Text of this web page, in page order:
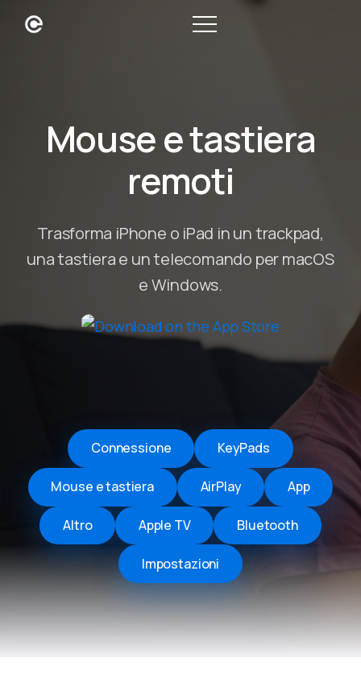
Mouse e tastiera
remoti
Trasforma iPhone o iPad in un trackpad,
una tastiera e un telecomando per macOS
e Windows.
Connessione KeyPads
Mouse e tastiera AirPlay App
Altro Apple TV Bluetooth
Impostazioni